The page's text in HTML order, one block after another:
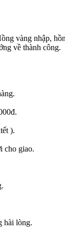
vàng nhập,
về thành công.
).
cho giao.
hài lòng.